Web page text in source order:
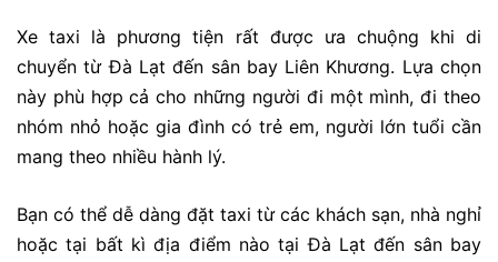
Xe taxi là phương tiện rất được ưa chuộng khi di
chuyển từ Đà Lạt đến sân bay Liên Khương. Lựa chọn
này phù hợp cả cho những người đi một mình, đi theo
nhóm nhỏ hoặc gia đình có trẻ em, người lớn tuổi cần
mang theo nhiều hành lý.
Bạn có thể dễ dàng đặt taxi từ các khách sạn, nhà nghỉ
hoặc tại bất kì địa điểm nào tại Đà Lạt đến sân bay